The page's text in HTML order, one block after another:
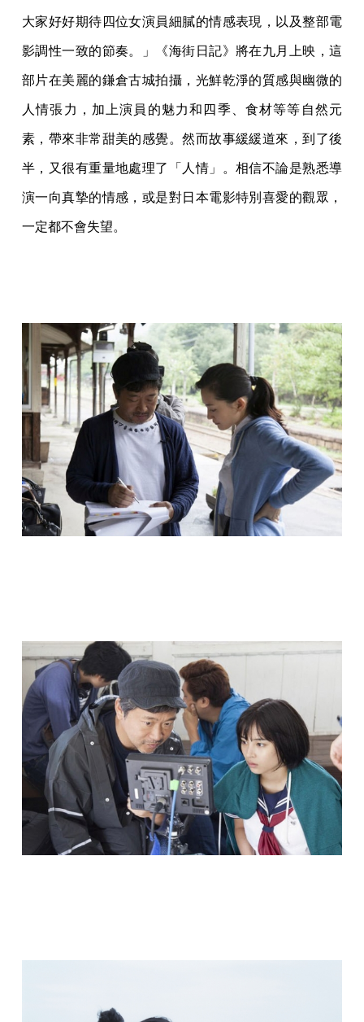
大家好好期待四位女演員細膩的情感表現，以及整部電
影調性一致的節奏。」《海街日記》將在九月上映，這
部片在美麗的鎌倉古城拍攝，光鮮乾淨的質感與幽微的
人情張力，加上演員的魅力和四季、食材等等自然元
素，帶來非常甜美的感覺。然而故事緩緩道來，到了後
半，又很有重量地處理了「人情」。相信不論是熟悉導
演一向真摯的情感，或是對日本電影特別喜愛的觀眾，
一定都不會失望。